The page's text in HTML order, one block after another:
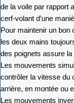
de la voile par rapport
cerf-volant d’une
Pour maintenir un bon
les deux mains
des poignets assure
Les mouvements
contrôler la vitesse du
arrière, en montée ou
Les mouvements